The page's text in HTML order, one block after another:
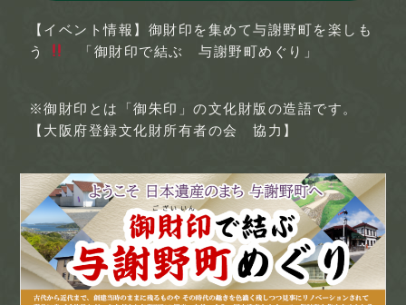
【イベント情報】御財印を集めて与謝野町を楽しも
う
「御財印で結ぶ 与謝野町めぐり」
※御財印とは「御朱印」の文化財版の造語です。
【大阪府登録文化財所有者の会 協力】